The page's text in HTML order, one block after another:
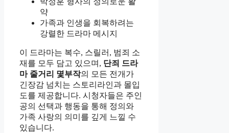
약
가족과 인생을 회복하려는
강렬한 드라마 메시지
이 드라마는 복수, 스릴러, 범죄 소
재를 모두 담고 있으며, 단죄 드라
마 줄거리 몇부작의 모든 전개가
긴장감 넘치는 스토리라인과 몰입
도를 제공합니다. 시청자들은 주인
공의 선택과 행동을 통해 정의와
가족 사랑의 의미를 깊게 느낄 수
있습니다.